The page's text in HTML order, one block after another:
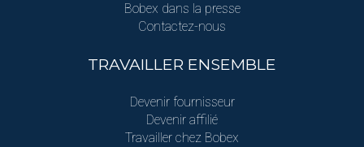
Bobex dans la presse
Contactez-nous
TRAVAILLER ENSEMBLE
Devenir fournisseur
Devenir affilié
Travailler chez Bobex